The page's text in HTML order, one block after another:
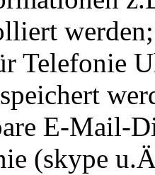
Telefonie
E-Mail-
(skype